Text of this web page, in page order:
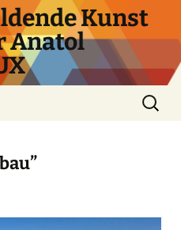
Kunst
Anatol
Suchen
nach: